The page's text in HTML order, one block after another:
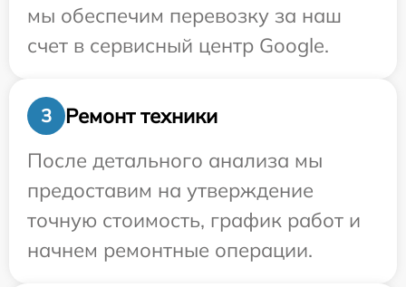
мы обеспечим перевозку за наш
счет в сервисный центр Google.
3
Ремонт техники
После детального анализа мы
предоставим на утверждение
точную стоимость, график работ и
начнем ремонтные операции.